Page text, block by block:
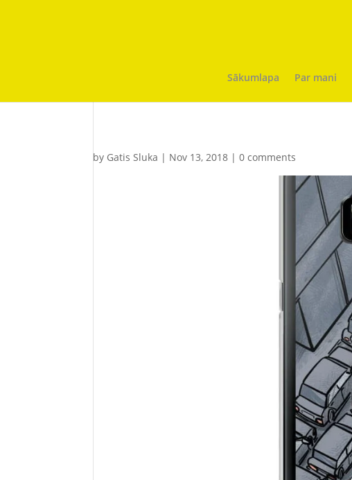
Sākumlapa Par mani
by Gatis Sluka | Nov 13, 2018 |0 comments